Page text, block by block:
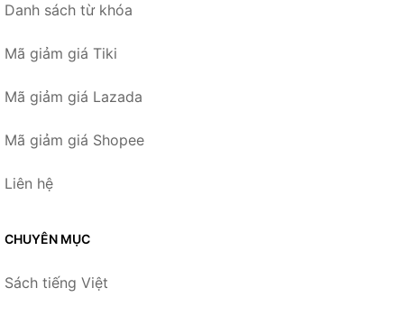
Danh sách từ khóa
Mã giảm giá Tiki
Mã giảm giá Lazada
Mã giảm giá Shopee
Liên hệ
CHUYÊN MỤC
Sách tiếng Việt